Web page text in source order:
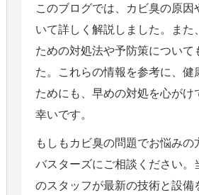
このブログでは、カビ臭の原因
いて詳しく解説しました。また
ための対処法や予防策について
た。これらの情報を参考に、健
ためにも、早めの対処を心がけ
幸いです。
もしもカビ臭の問題でお悩みの
バスターズにご相談ください。
のスタッフが最新の技術と設備